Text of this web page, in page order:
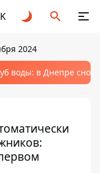
2024
воды: в Днепре